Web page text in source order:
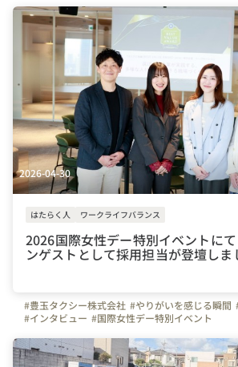
2026-04-30
はたらく人 ワークライフバランス
2026国際女性デー特別イベントに
ンゲストとして採用担当が登壇しま
#豊玉タクシー株式会社 #やりがいを感じる瞬間
#インタビュー #国際女性デー特別イベント